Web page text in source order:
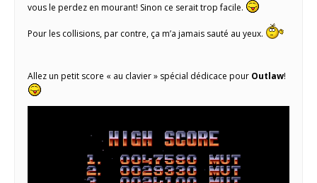
vous le perdez en mourant! Sinon ce serait trop facile.
Pour les collisions, par contre, ça m’a jamais sauté au yeux.
Allez un petit score « au clavier » spécial dédicace pour Outlaw!